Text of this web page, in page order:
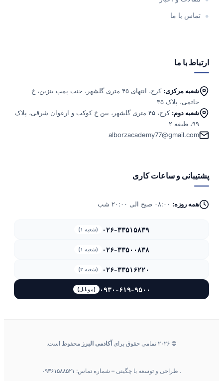
تماس با ما
ارتباط با ما
شعبه مرکزی:
کرج، انتهای ۴۵ متری گلشهر، جنب پمپ بنزین، خ
حاتمی، پلاک ۳۵
شعبه دوم:
کرج، ۴۵ متری گلشهر، بین خ کوکب و ارغوان شرقی، پلاک
۹۹، طبقه ۲
alborzacademy77@gmail.com
پشتیبانی و ساعات کاری
همه روزه:
۰۲۶-۳۳۵۱۵۸۳۹ (شعبه ۱)
۰۲۶-۳۳۵۰۰۸۳۸ (شعبه ۱)
۰۲۶-۳۳۵۱۶۲۲۰ (شعبه ۲)
۰۹۳۰-۶۱۹-۹۵۰۰ (موبایل)
© ۲۰۲۶ تمامی حقوق برای آکادمی البرز محفوظ است.
. طراحی و توسعه با چگینی – شماره تماس: ۰۹۳۶۱۵۸۸۵۲۱